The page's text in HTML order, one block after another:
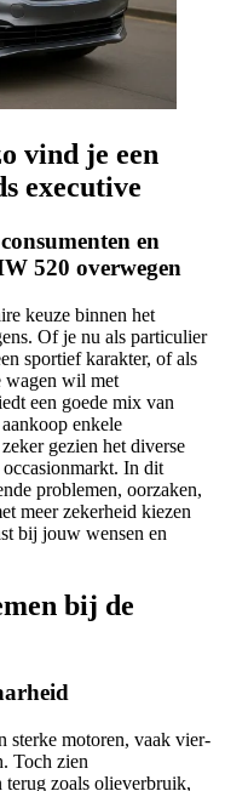
vind je een
executive
en
520 overwegen
keuze binnen het
Of je nu als particulier
sportief karakter, of als
wagen wil met
een goede mix van
enkele
gezien het diverse
In dit
problemen, oorzaken,
meer zekerheid kiezen
bij jouw wensen en
bij de
sterke motoren, vaak vier-
Toch zien
zoals olieverbruik,